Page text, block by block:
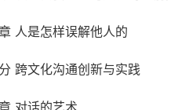
人是怎样误解他人的
跨文化沟通创新与实践
对话的艺术